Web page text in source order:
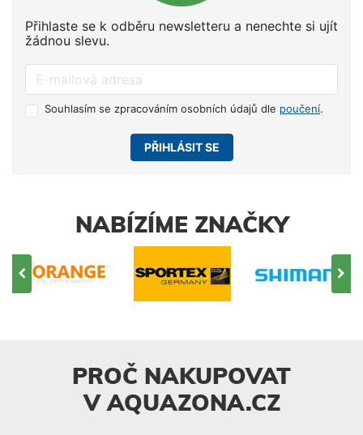
Přihlaste se k odběru newsletteru a nenechte si ujít
žádnou slevu.
Souhlasím se zpracováním osobních údajů dle poučení.
PŘIHLÁSIT SE
NABÍZÍME ZNAČKY
PROČ NAKUPOVAT
V AQUAZONA.CZ